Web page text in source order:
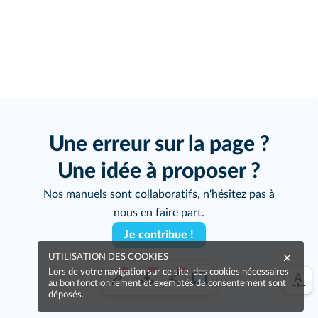
Une erreur sur la page ?
Une idée à proposer ?
Nos manuels sont collaboratifs, n'hésitez pas à
nous en faire part.
Je contribue !
UTILISATION DES COOKIES
Lors de votre navigation sur ce site, des cookies nécessaires
au bon fonctionnement et exemptés de consentement sont
déposés.